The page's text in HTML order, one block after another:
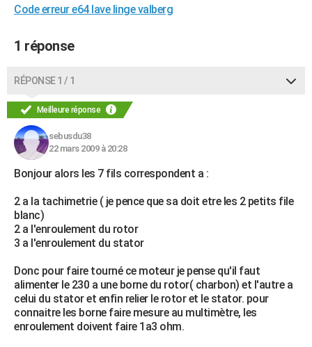
Code erreur e64 lave linge valberg
1 réponse
RÉPONSE 1 / 1
Meilleure réponse
sebusdu38
22 mars 2009 à 20:28
Bonjour alors les 7 fils correspondent a :
2 a la tachimetrie ( je pence que sa doit etre les 2 petits file
blanc)
2 a l'enroulement du rotor
3 a l'enroulement du stator
Donc pour faire tourné ce moteur je pense qu'il faut
alimenter le 230 a une borne du rotor( charbon) et l'autre a
celui du stator et enfin relier le rotor et le stator. pour
connaitre les borne faire mesure au multimètre, les
enroulement doivent faire 1a3 ohm.